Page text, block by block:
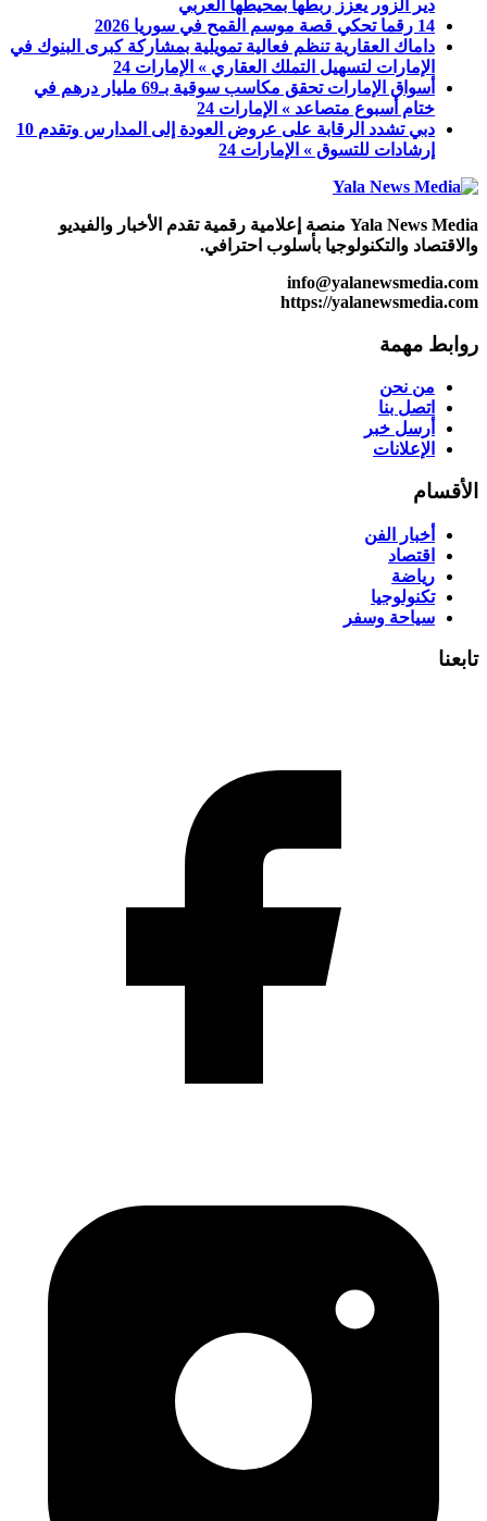
دير الزور يعزز ربطها بمحيطها العربي
14 رقما تحكي قصة موسم القمح في سوريا 2026
داماك العقارية تنظم فعالية تمويلية بمشاركة كبرى البنوك في
الإمارات لتسهيل التملك العقاري » الإمارات 24
أسواق الإمارات تحقق مكاسب سوقية بـ69 مليار درهم في
ختام أسبوع متصاعد » الإمارات 24
دبي تشدد الرقابة على عروض العودة إلى المدارس وتقدم 10
إرشادات للتسوق » الإمارات 24
Yala News Media منصة إعلامية رقمية تقدم الأخبار والفيديو
والاقتصاد والتكنولوجيا بأسلوب احترافي.
info@yalanewsmedia.com
https://yalanewsmedia.com
روابط مهمة
من نحن
اتصل بنا
أرسل خبر
الإعلانات
الأقسام
أخبار الفن
اقتصاد
رياضة
تكنولوجيا
سياحة وسفر
تابعنا